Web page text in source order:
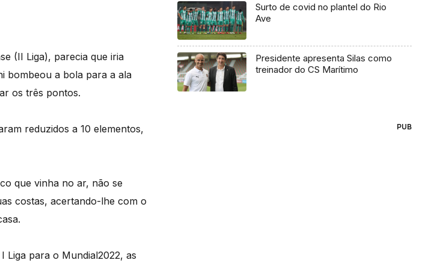
(II Liga), parecia que iria
bombeou a bola para a ala
os três pontos.
reduzidos a 10 elementos,
que vinha no ar, não se
costas, acertando-lhe com o
Liga para o Mundial2022, as
Surto de covid no plantel do Rio
Ave
Presidente apresenta Silas como
treinador do CS Marítimo
PUB